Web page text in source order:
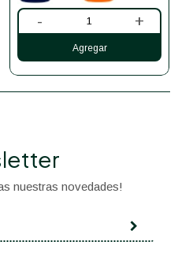
- +
nuestras novedades!